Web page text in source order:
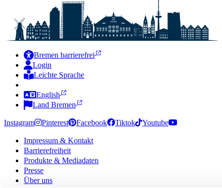
Bremen barrierefrei
Login
Leichte Sprache
English
Land Bremen
Instagram Pinterest Facebook Tiktok Youtube
Impressum & Kontakt
Barrierefreiheit
Produkte & Mediadaten
Presse
Über uns